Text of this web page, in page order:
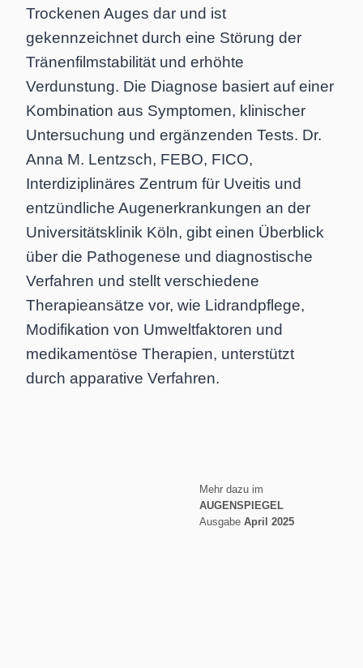
Trockenen Auges dar und ist
gekennzeichnet durch eine Störung der
Tränenfilmstabilität und erhöhte
Verdunstung. Die Diagnose basiert auf einer
Kombination aus Symptomen, klinischer
Untersuchung und ergänzenden Tests. Dr.
Anna M. Lentzsch, FEBO, FICO,
Interdiziplinäres Zentrum für Uveitis und
entzündliche Augenerkrankungen an der
Universitätsklinik Köln, gibt einen Überblick
über die Pathogenese und diagnostische
Verfahren und stellt verschiedene
Therapieansätze vor, wie Lidrandpflege,
Modifikation von Umweltfaktoren und
medikamentöse Therapien, unterstützt
durch apparative Verfahren.
Mehr dazu im
AUGENSPIEGEL
Ausgabe April 2025